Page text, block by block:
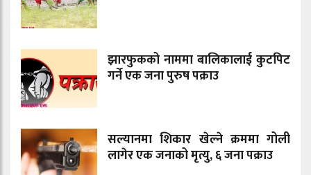
झारफुकको नाममा बालिकालाई कुटपिट
गर्ने एक जना पुरुष पक्राउ
सल्यानमा शिकार खेल्ने क्रममा गोली
लागेर एक जनाको मृत्यु, ६ जना पक्राउ